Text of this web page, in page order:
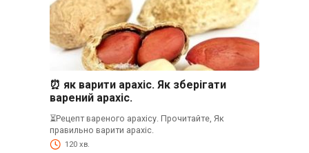
⏰ як варити арахіс. Як зберігати
варений арахіс.
⏳Рецепт вареного арахісу. Прочитайте, Як
правильно варити арахіс.
120 хв.